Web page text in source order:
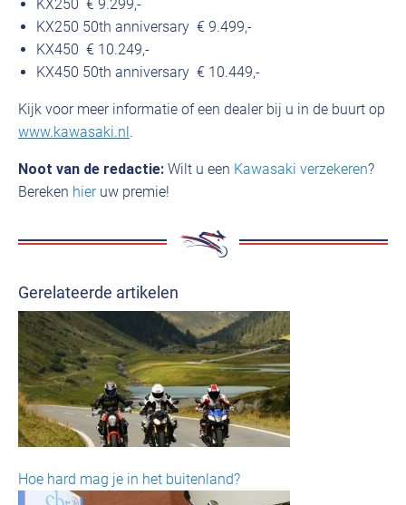
KX250 € 9.299,-
KX250 50th anniversary € 9.499,-
KX450 € 10.249,-
KX450 50th anniversary € 10.449,-
Kijk voor meer informatie of een dealer bij u in de buurt op
www.kawasaki.nl.
Noot van de redactie: Wilt u een Kawasaki verzekeren?
Bereken hieruw premie!
Gerelateerde artikelen
Hoe hard mag je in het buitenland?